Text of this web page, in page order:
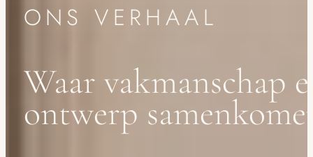
ONS VERHAAL
Waar vakmanschap
ontwerp